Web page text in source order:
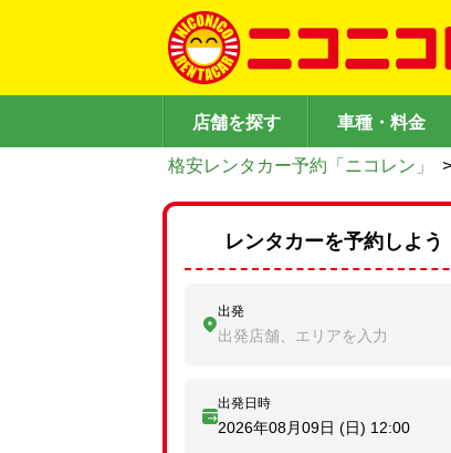
店舗を探す 車種・料金
格安レンタカー予約「ニコレン」 >
レンタカーを予約しよう
出発
出発店舗、エリアを入力
出発日時
2026年08月09日 (日) 12:00